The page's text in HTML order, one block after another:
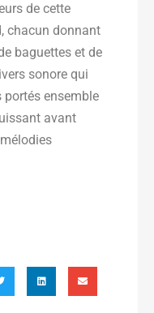
de cette
chacun donnant
baguettes et de
sonore qui
ensemble
avant